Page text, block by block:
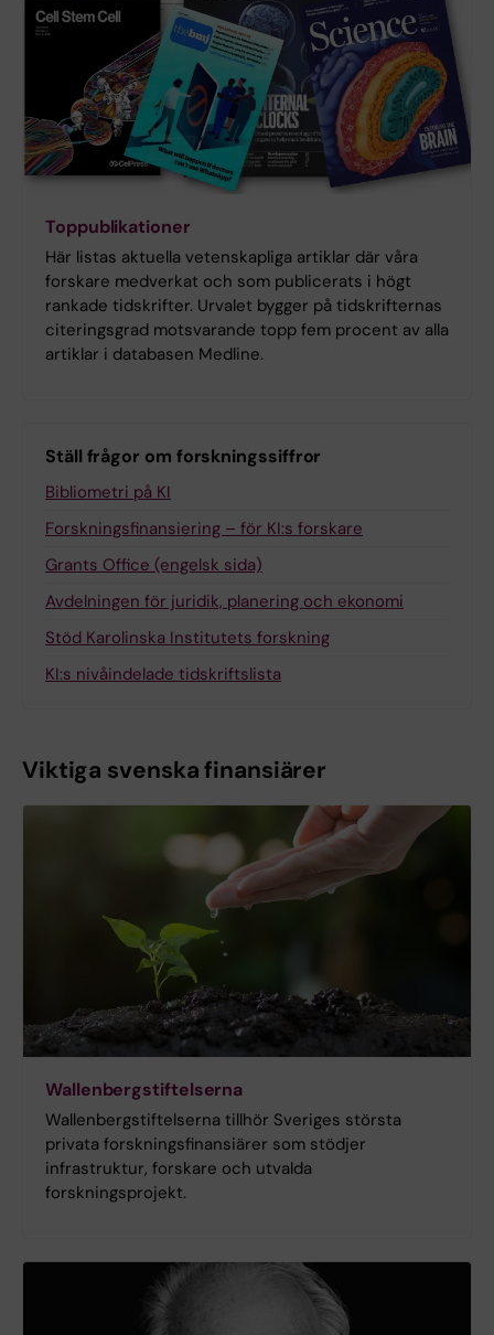
Toppublikationer
Här listas aktuella vetenskapliga artiklar där våra
forskare medverkat och som publicerats i högt
rankade tidskrifter. Urvalet bygger på tidskrifternas
citeringsgrad motsvarande topp fem procent av alla
artiklar i databasen Medline.
Ställ frågor om forskningssiffror
Bibliometri på KI
Forskningsfinansiering – för KI:s forskare
Grants Office (engelsk sida)
Avdelningen för juridik, planering och ekonomi
Stöd Karolinska Institutets forskning
KI:s nivåindelade tidskriftslista
Viktiga svenska finansiärer
Wallenbergstiftelserna
Wallenbergstiftelserna tillhör Sveriges största
privata forskningsfinansiärer som stödjer
infrastruktur, forskare och utvalda
forskningsprojekt.